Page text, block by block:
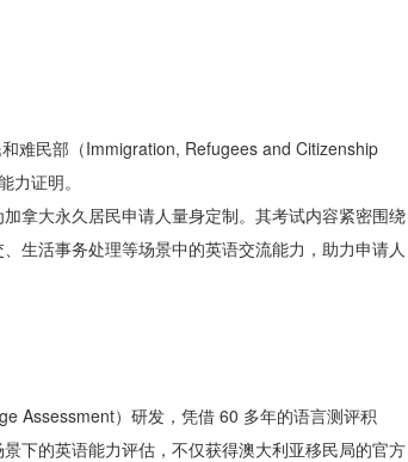
难民部（Immigration, Refugees and Citizenship
证明。
拿大永久居民申请人量身定制。其考试内容紧密围绕
生活事务处理等场景中的英语交流能力，助力申请人
Assessment）研发，凭借 60 多年的语言测评积
下的英语能力评估，不仅获得澳大利亚移民局的官方